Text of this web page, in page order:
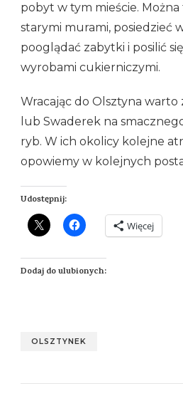
pobyt w tym mieście.
starymi murami, posiedzieć
pooglądać zabytki i posilić
wyrobami cukierniczymi.
Wracając do Olsztyna
lub Swaderek na
ryb. W ich okolicy kolejne
opowiemy w kolejnych
Udostępnij:
Więcej
Dodaj do ulubionych:
OLSZTYNEK